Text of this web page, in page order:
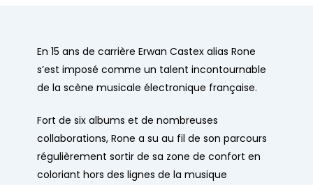
En 15 ans de carrière Erwan Castex alias Rone
s’est imposé comme un talent incontournable
de la scène musicale électronique française.
Fort de six albums et de nombreuses
collaborations, Rone a su au fil de son parcours
régulièrement sortir de sa zone de confort en
coloriant hors des lignes de la musique